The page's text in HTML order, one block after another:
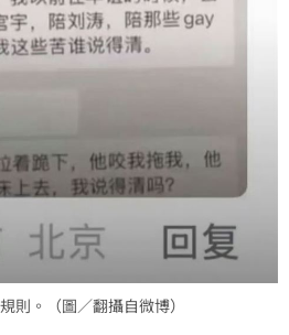
則。（圖／翻攝自微博）